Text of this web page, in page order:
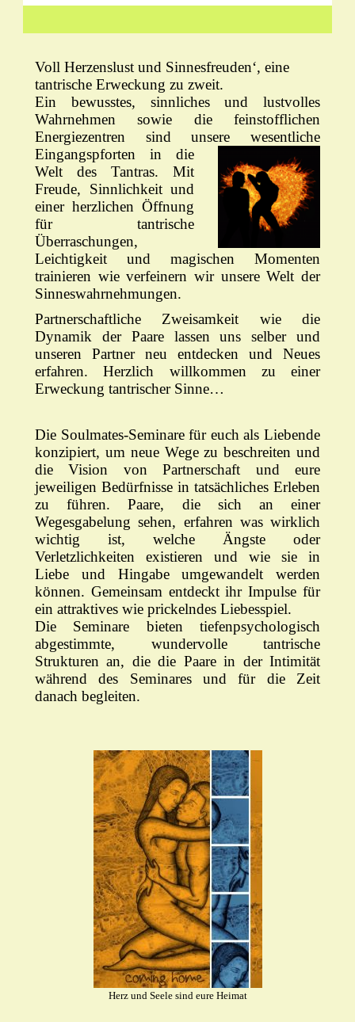
Voll Herzenslust und Sinnesfreuden‘, eine
tantrische Erweckung zu zweit.
Ein bewusstes, sinnliches und lustvolles
Wahrnehmen sowie die feinstofflichen
Energiezentren sind unsere wesentliche
Eingangspforten in die
Welt des Tantras. Mit
Freude, Sinnlichkeit und
einer herzlichen Öffnung
für tantrische
Überraschungen,
Leichtigkeit und magischen Momenten
trainieren wie verfeinern wir unsere Welt der
Sinneswahrnehmungen.
Partnerschaftliche Zweisamkeit wie die
Dynamik der Paare lassen uns selber und
unseren Partner neu entdecken und Neues
erfahren. Herzlich willkommen zu einer
Erweckung tantrischer Sinne…
Die Soulmates-Seminare für euch als Liebende
konzipiert, um neue Wege zu beschreiten und
die Vision von Partnerschaft und eure
jeweiligen Bedürfnisse in tatsächliches Erleben
zu führen. Paare, die sich an einer
Wegesgabelung sehen, erfahren was wirklich
wichtig ist, welche Ängste oder
Verletzlichkeiten existieren und wie sie in
Liebe und Hingabe umgewandelt werden
können. Gemeinsam entdeckt ihr Impulse für
ein attraktives wie prickelndes Liebesspiel.
Die Seminare bieten tiefenpsychologisch
abgestimmte, wundervolle tantrische
Strukturen an, die die Paare in der Intimität
während des Seminares und für die Zeit
danach begleiten.
Herz und Seele sind eure Heimat